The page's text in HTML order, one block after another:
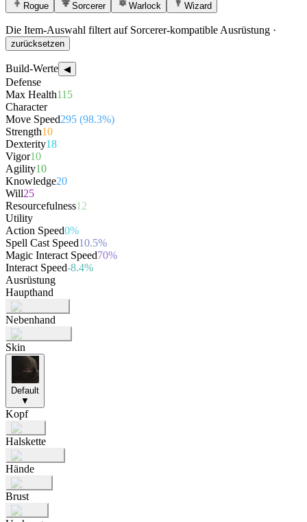
Rogue
Sorcerer Warlock Wizard
Die Item-Auswahl filtert auf Sorcerer-kompatible Ausrüstung ·
zurücksetzen
Build-Werte ◀
Defense
Max Health115
Character
Move Speed295 (98.3%)
Strength10
Dexterity18
Vigor10
Agility10
Knowledge20
Will25
Resourcefulness12
Utility
Action Speed0%
Spell Cast Speed10.5%
Magic Interact Speed70%
Interact Speed-8.4%
Ausrüstung
Haupthand
Nebenhand
Skin
Default
▼
Kopf
Halskette
Hände
Brust